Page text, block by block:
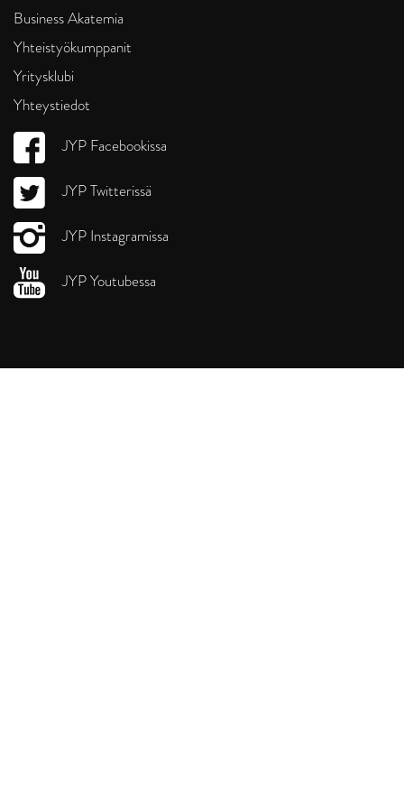
Business Akatemia
Yhteistyökumppanit
Yritysklubi
Yhteystiedot
JYP Facebookissa
JYP Twitterissä
JYP Instagramissa
JYP Youtubessa